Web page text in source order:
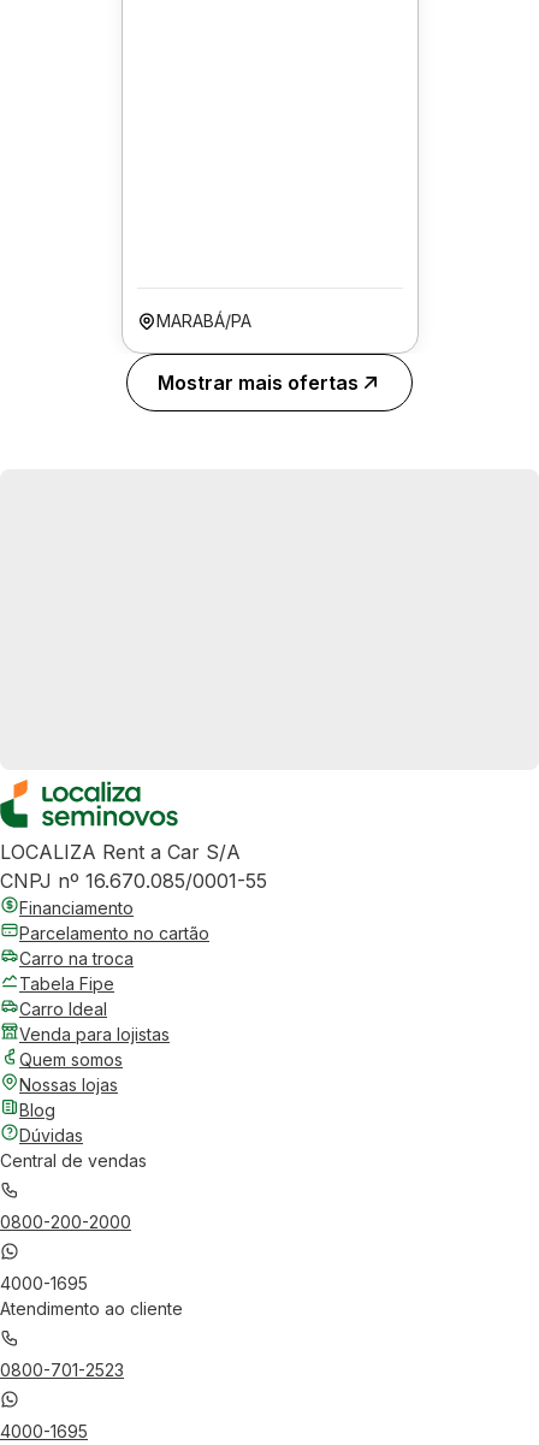
MARABÁ/PA
Mostrar mais ofertas
LOCALIZA Rent a Car S/A
CNPJ nº 16.670.085/0001-55
Financiamento
Parcelamento no cartão
Carro na troca
Tabela Fipe
Carro Ideal
Venda para lojistas
Quem somos
Nossas lojas
Blog
Dúvidas
Central de vendas
0800-200-2000
4000-1695
Atendimento ao cliente
0800-701-2523
4000-1695